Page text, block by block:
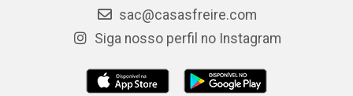
sac@casasfreire.com
Siga nosso perfil no Instagram